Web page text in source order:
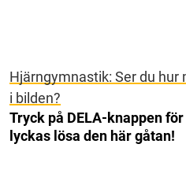
Hjärngymnastik: Ser du
i bilden?
Tryck på DELA-knappen
lyckas lösa den här gåtan!